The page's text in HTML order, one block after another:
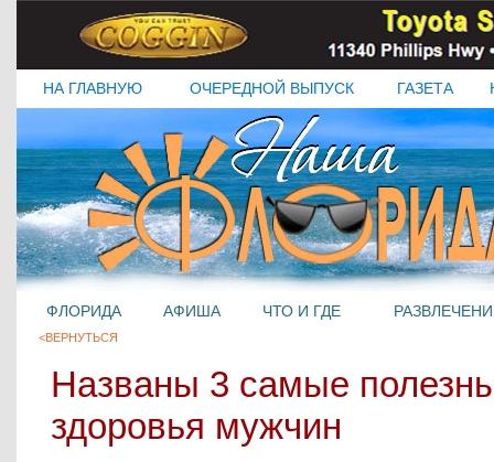
НА ГЛАВНУЮ ОЧЕРЕДНОЙ ВЫПУСК ГАЗЕТА
ФЛОРИДА АФИША ЧТО И ГДЕ
<ВЕРНУТЬСЯ
Названы 3 самые
здоровья мужчин